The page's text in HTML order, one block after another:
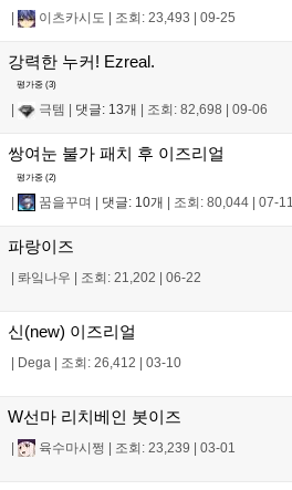
| 이츠카시도 | 조회: 23,493 | 09-25
강력한 누커! Ezreal.
평가중 (3)
극템 댓글: 13개 조회: 82,698 09-06
쌍여눈 불가 패치 후 이즈리얼
평가중 (2)
| 꿈을꾸며 | 댓글: 10개 | 조회: 80,044 | 07-11
파랑이즈
| 롸잌나우 | 조회: 21,202 | 06-22
신(new) 이즈리얼
| Dega | 조회: 26,412 | 03-10
W선마 리치베인 봇이즈
| 육수마시쩡 | 조회: 23,239 | 03-01